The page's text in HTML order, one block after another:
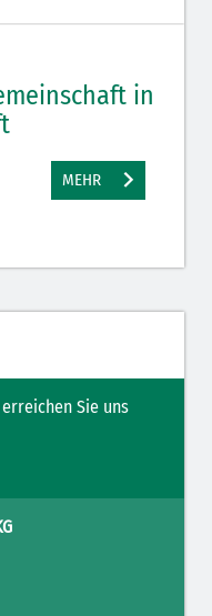
in
MEHR
Sie uns